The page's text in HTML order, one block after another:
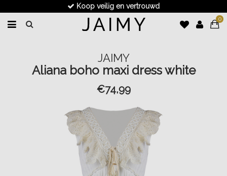
Koop veilig en vertrouwd
0
JAIMY
Aliana boho maxi dress white
€74,99